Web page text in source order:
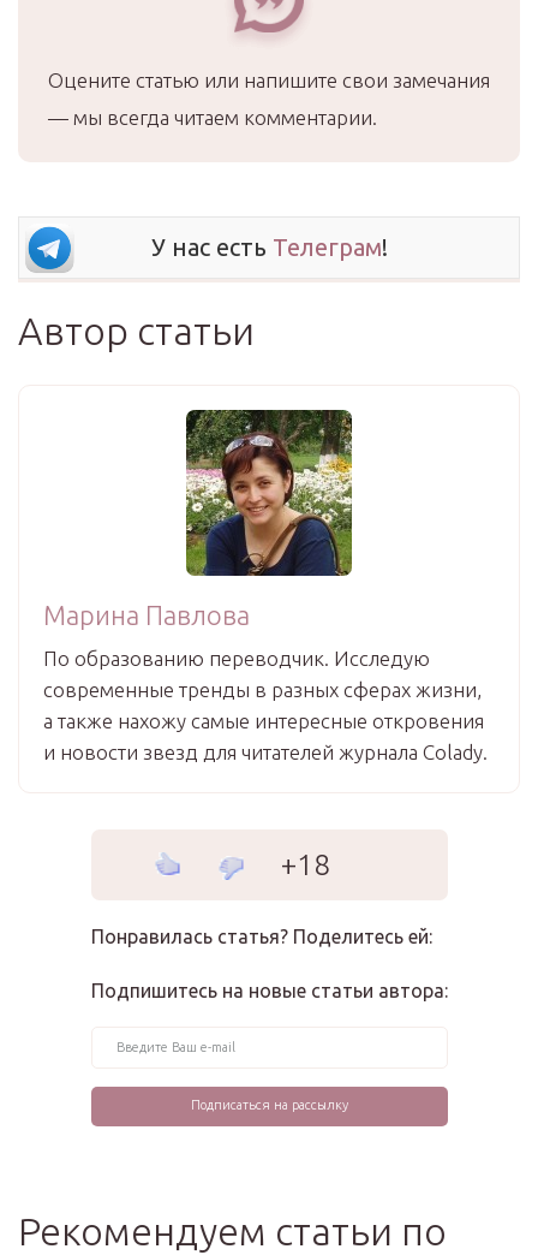
Оцените статью или напишите свои замечания
— мы всегда читаем комментарии.
У нас есть Телеграм!
Автор статьи
Марина Павлова
По образованию переводчик. Исследую
современные тренды в разных сферах жизни,
а также нахожу самые интересные откровения
и новости звезд для читателей журнала Colady.
+18
Понравилась статья? Поделитесь ей:
Подпишитесь на новые статьи автора:
Рекомендуем статьи по